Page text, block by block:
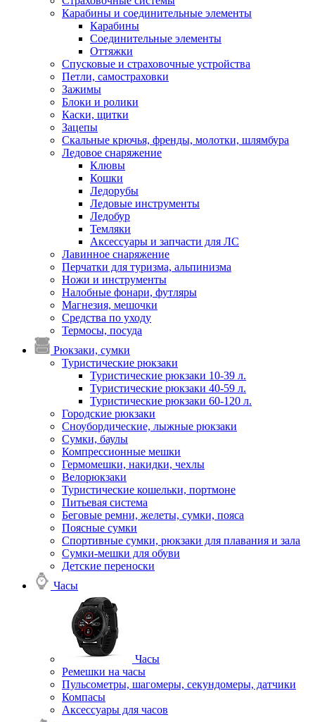
Карабины и соединительные элементы
Карабины
Соединительные элементы
Оттяжки
Спусковые и страховочные устройства
Петли, самостраховки
Зажимы
Блоки и ролики
Каски, щитки
Зацепы
Скальные крючья, френды, молотки, шлямбура
Ледовое снаряжение
Клювы
Кошки
Ледорубы
Ледовые инструменты
Ледобур
Темляки
Аксессуары и запчасти для ЛС
Лавинное снаряжение
Перчатки для туризма, альпинизма
Ножи и инструменты
Налобные фонари, футляры
Магнезия, мешочки
Средства по уходу
Термосы, посуда
Рюкзаки, сумки
Туристические рюкзаки
Туристические рюкзаки 10-39 л.
Туристические рюкзаки 40-59 л.
Туристические рюкзаки 60-120 л.
Городские рюкзаки
Сноубордические, лыжные рюкзаки
Сумки, баулы
Компрессионные мешки
Гермомешки, накидки, чехлы
Велорюкзаки
Туристические кошельки, портмоне
Питьевая система
Беговые ремни, желеты, сумки, пояса
Поясные сумки
Спортивные сумки, рюкзаки для плавания и зала
Сумки-мешки для обуви
Детские переноски
Часы
Часы
Ремешки на часы
Пульсометры, шагомеры, секундомеры, датчики
Компасы
Аксессуары для часов